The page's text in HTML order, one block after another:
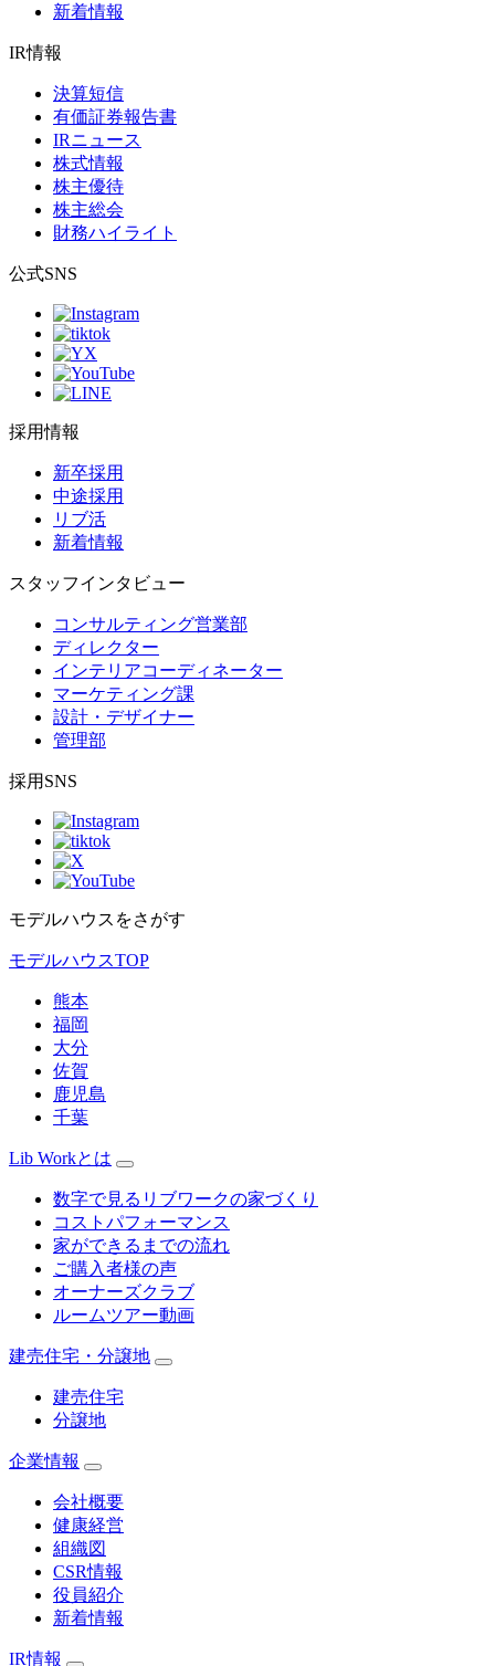
新着情報
IR情報
決算短信
有価証券報告書
IRニュース
株式情報
株主優待
株主総会
財務ハイライト
公式SNS
採用情報
新卒採用
中途採用
リブ活
新着情報
スタッフインタビュー
コンサルティング営業部
ディレクター
インテリアコーディネーター
マーケティング課
設計・デザイナー
管理部
採用SNS
モデルハウスをさがす
モデルハウスTOP
熊本
福岡
大分
佐賀
鹿児島
千葉
Lib Workとは
数字で見るリブワークの家づくり
コストパフォーマンス
家ができるまでの流れ
ご購入者様の声
オーナーズクラブ
ルームツアー動画
建売住宅・分譲地
建売住宅
分譲地
企業情報
会社概要
健康経営
組織図
CSR情報
役員紹介
新着情報
IR情報